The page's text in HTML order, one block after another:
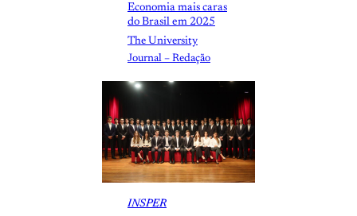
Economia mais caras
do Brasil em 2025
The University
Journal – Redação
INSPER